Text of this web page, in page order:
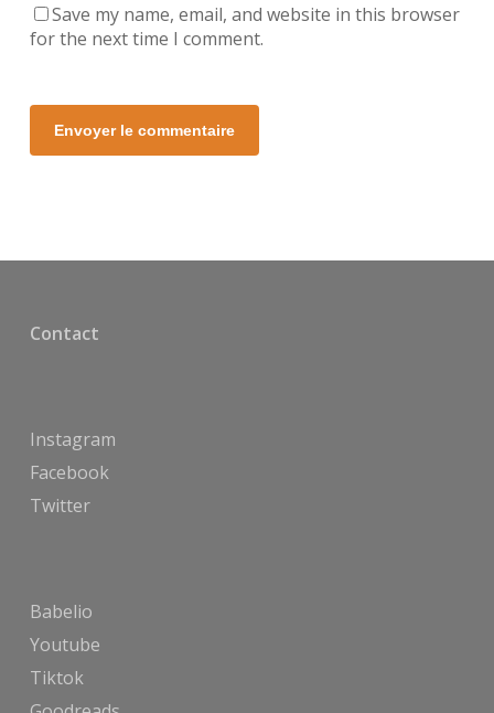
Save my name, email, and website in this browser
for the next time I comment.
Contact
Instagram
Facebook
Twitter
Babelio
Youtube
Tiktok